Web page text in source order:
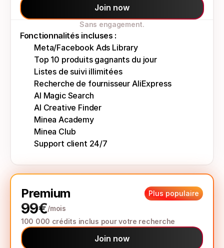
Join now
Sans engagement.
Fonctionnalités incluses :
Meta/Facebook Ads Library
Top 10 produits gagnants du jour
Listes de suivi illimitées
Recherche de fournisseur AliExpress
AI Magic Search
AI Creative Finder
Minea Academy
Minea Club
Support client 24/7
Premium Plus populaire
99€/mois
100 000 crédits inclus pour votre recherche
Join now